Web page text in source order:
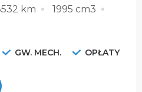
km
1995 cm3
GW. MECH. OPŁATY